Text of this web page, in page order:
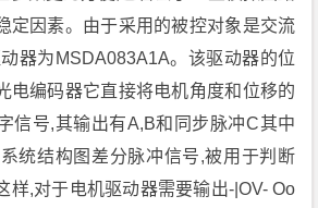
定因素。由于采用的被控对象是交流
器为MSDA083A1A。该驱动器的位
电编码器它直接将电机角度和位移的
信号,其输出有A,B和同步脉冲C其中
统结构图差分脉冲信号,被用于判断
样,对于电机驱动器需要输出-|OV- Oo